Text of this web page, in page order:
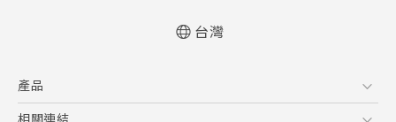
台灣
產品
5G